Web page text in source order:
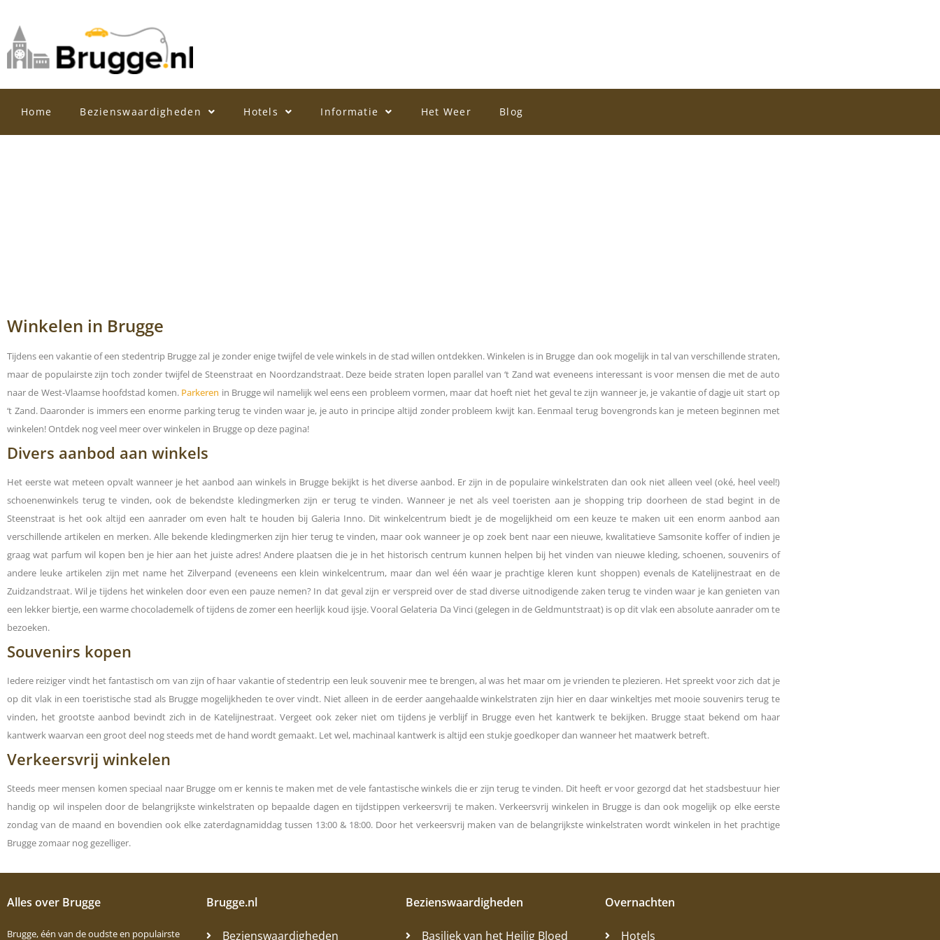
Home Bezienswaardigheden Hotels Informatie Het Weer Blog
Winkelen in Brugge
Tijdens een vakantie of een stedentrip Brugge zal je zonder enige twijfel de vele winkels in de stad willen ontdekken. Winkelen is in Brugge dan ook mogelijk in tal van verschillende straten,
maar de populairste zijn toch zonder twijfel de Steenstraat en Noordzandstraat. Deze beide straten lopen parallel van ‘t Zand wat eveneens interessant is voor mensen die met de auto
naar de West-Vlaamse hoofdstad komen. Parkeren in Brugge wil namelijk wel eens een probleem vormen, maar dat hoeft niet het geval te zijn wanneer je, je vakantie of dagje uit start op
‘t Zand. Daaronder is immers een enorme parking terug te vinden waar je, je auto in principe altijd zonder probleem kwijt kan. Eenmaal terug bovengronds kan je meteen beginnen met
winkelen! Ontdek nog veel meer over winkelen in Brugge op deze pagina!
Divers aanbod aan winkels
Het eerste wat meteen opvalt wanneer je het aanbod aan winkels in Brugge bekijkt is het diverse aanbod. Er zijn in de populaire winkelstraten dan ook niet alleen veel (oké, heel veel!)
schoenenwinkels terug te vinden, ook de bekendste kledingmerken zijn er terug te vinden. Wanneer je net als veel toeristen aan je shopping trip doorheen de stad begint in de
Steenstraat is het ook altijd een aanrader om even halt te houden bij Galeria Inno. Dit winkelcentrum biedt je de mogelijkheid om een keuze te maken uit een enorm aanbod aan
verschillende artikelen en merken. Alle bekende kledingmerken zijn hier terug te vinden, maar ook wanneer je op zoek bent naar een nieuwe, kwalitatieve Samsonite koffer of indien je
graag wat parfum wil kopen ben je hier aan het juiste adres! Andere plaatsen die je in het historisch centrum kunnen helpen bij het vinden van nieuwe kleding, schoenen, souvenirs of
andere leuke artikelen zijn met name het Zilverpand (eveneens een klein winkelcentrum, maar dan wel één waar je prachtige kleren kunt shoppen) evenals de Katelijnestraat en de
Zuidzandstraat. Wil je tijdens het winkelen door even een pauze nemen? In dat geval zijn er verspreid over de stad diverse uitnodigende zaken terug te vinden waar je kan genieten van
een lekker biertje, een warme chocolademelk of tijdens de zomer een heerlijk koud ijsje. Vooral Gelateria Da Vinci (gelegen in de Geldmuntstraat) is op dit vlak een absolute aanrader om te
bezoeken.
Souvenirs kopen
Iedere reiziger vindt het fantastisch om van zijn of haar vakantie of stedentrip een leuk souvenir mee te brengen, al was het maar om je vrienden te plezieren. Het spreekt voor zich dat je
op dit vlak in een toeristische stad als Brugge mogelijkheden te over vindt. Niet alleen in de eerder aangehaalde winkelstraten zijn hier en daar winkeltjes met mooie souvenirs terug te
vinden, het grootste aanbod bevindt zich in de Katelijnestraat. Vergeet ook zeker niet om tijdens je verblijf in Brugge even het kantwerk te bekijken. Brugge staat bekend om haar
kantwerk waarvan een groot deel nog steeds met de hand wordt gemaakt. Let wel, machinaal kantwerk is altijd een stukje goedkoper dan wanneer het maatwerk betreft.
Verkeersvrij winkelen
Steeds meer mensen komen speciaal naar Brugge om er kennis te maken met de vele fantastische winkels die er zijn terug te vinden. Dit heeft er voor gezorgd dat het stadsbestuur hier
handig op wil inspelen door de belangrijkste winkelstraten op bepaalde dagen en tijdstippen verkeersvrij te maken. Verkeersvrij winkelen in Brugge is dan ook mogelijk op elke eerste
zondag van de maand en bovendien ook elke zaterdagnamiddag tussen 13:00 & 18:00. Door het verkeersvrij maken van de belangrijkste winkelstraten wordt winkelen in het prachtige
Brugge zomaar nog gezelliger.
Alles over Brugge
Brugge, één van de oudste en populairste
Brugge.nl
Bezienswaardigheden
Bezienswaardigheden
Basiliek van het Heilig Bloed
Overnachten
Hotels